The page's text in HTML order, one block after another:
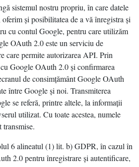
sistemul nostru propriu, în care datele
şi posibilitatea de a vă înregistra şi
cu contul Google, pentru care utilizăm
OAuth 2.0 este un serviciu de
care permite autorizarea API. Prin
Google OAuth 2.0 şi confirmarea
de consimţământ Google OAuth
între Google şi noi. Transmiterea
se referă, printre altele, la informaţii
utilizat. Cu toate acestea, numele
transmise.
6 alineatul (1) lit. b) GDPR, în cazul în
2.0 pentru înregistrare şi autentificare,